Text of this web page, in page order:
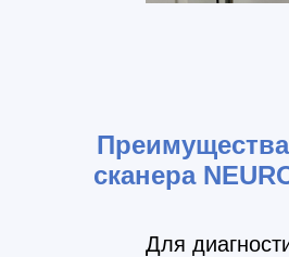
сканера
Для